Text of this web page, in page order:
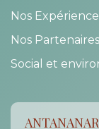
Nos
Nos Partenaires
Social et